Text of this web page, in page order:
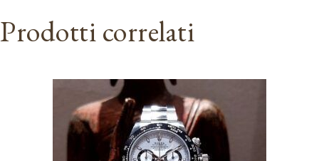
Prodotti correlati